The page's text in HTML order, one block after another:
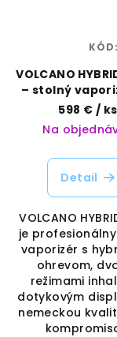
VOLCANO
– stolný
bylinky | Storz &
598 € / ks
Na
Detail
VOLCANO
je
vaporizér s
ohrevom,
režimami
dotykovým
nemeckou
KÓD: